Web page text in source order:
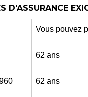
D'ASSURANCE
Vous pouvez
62 ans
62 ans